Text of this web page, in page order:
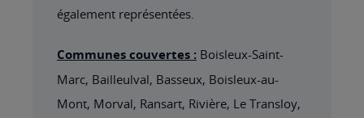
également représentées.
Communes couvertes : Boisleux-Saint-
Marc, Bailleulval, Basseux, Boisleux-au-
Mont, Morval, Ransart, Rivière, Le Transloy,